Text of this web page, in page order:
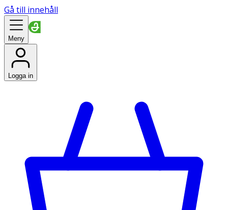
Gå till innehåll
Meny
Logga in